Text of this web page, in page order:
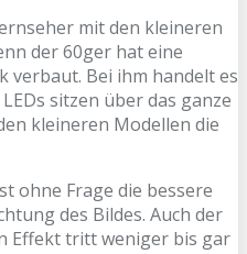
mit den kleineren
der 60ger hat eine
verbaut. Bei ihm handelt es
sitzen über das ganze
kleineren Modellen die
ohne Frage die bessere
des Bildes. Auch der
Effekt tritt weniger bis gar